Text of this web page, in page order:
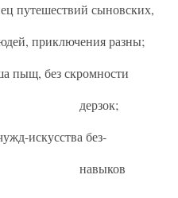
путешествий сыновских,
приключения разны;
пыщ, без скромности
искусства без-